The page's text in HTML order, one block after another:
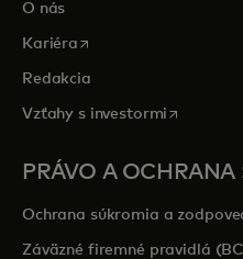
O nás
Kariéra opens in a new tab
Redakcia
Vzťahy s investormi opens in
PRÁVO A
Ochrana súkromia a
Záväzné firemné pravidlá